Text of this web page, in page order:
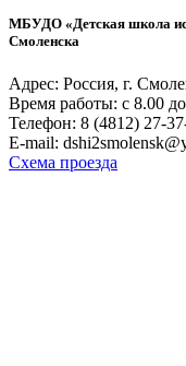
МБУДО «Детская школа
Смоленска
Адрес: Россия, г.
Время работы: с 8.00
Телефон: 8 (4812) 27-
E-mail:
Схема проезда